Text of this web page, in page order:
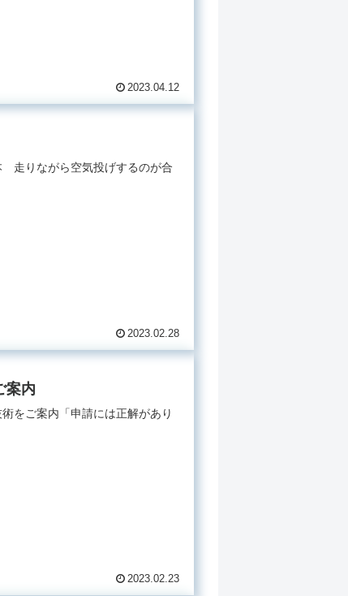
2023.04.12
走りながら空気投げするのが合
2023.02.28
案内
をご案内「申請には正解があり
2023.02.23